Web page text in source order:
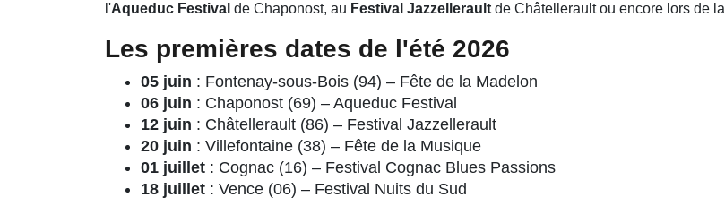
l'Aqueduc Festival de Chaponost, au Festival Jazzellerault de Châtellerault ou encore lors de la
Les premières dates de l'été 2026
05 juin : Fontenay-sous-Bois (94) – Fête de la Madelon
06 juin : Chaponost (69) – Aqueduc Festival
12 juin : Châtellerault (86) – Festival Jazzellerault
20 juin : Villefontaine (38) – Fête de la Musique
01 juillet : Cognac (16) – Festival Cognac Blues Passions
18 juillet : Vence (06) – Festival Nuits du Sud